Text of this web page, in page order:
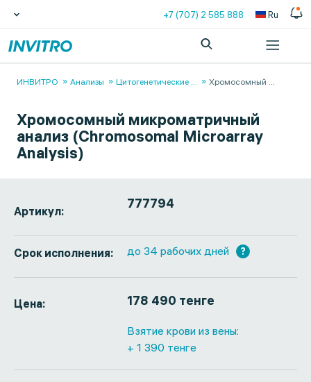
+7 (707) 2 585 888 Ru
ИНВИТРО Анализы Цитогенетические ... Хромосомный ...
Хромосомный микроматричный
анализ (Chromosomal Microarray
Analysis)
Артикул: 777794
Срок исполнения: до 34 рабочих дней ?
Цена: 178 490 тенге
Взятие крови из вены:
+ 1 390 тенге